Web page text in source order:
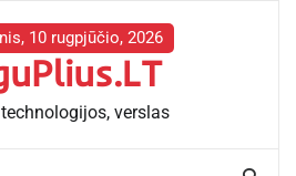
10 rugpjūčio, 2026
verslas